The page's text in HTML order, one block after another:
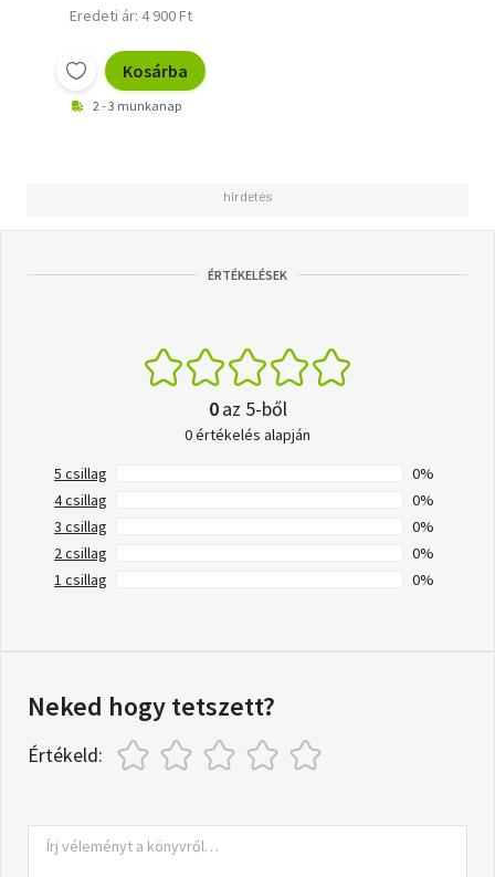
Eredeti ár: 4 900 Ft
Kosárba
2 - 3 munkanap
ÉRTÉKELÉSEK
0az 5-ből
0 értékelés alapján
5 csillag
0%
4 csillag
0%
3 csillag
0%
2 csillag
0%
1 csillag
0%
Neked hogy tetszett?
Értékeld: